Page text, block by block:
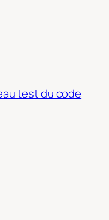
test du code